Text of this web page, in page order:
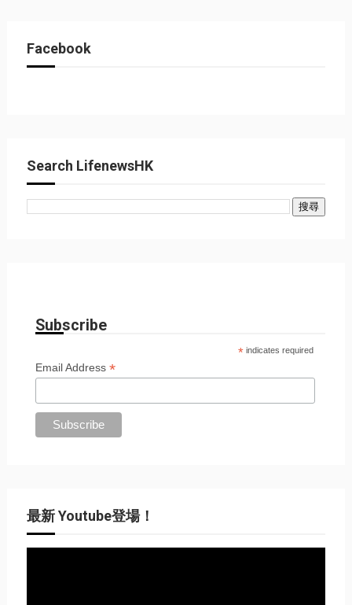
Facebook
Search LifenewsHK
Subscribe
* indicates required
Email Address*
最新 Youtube登場！